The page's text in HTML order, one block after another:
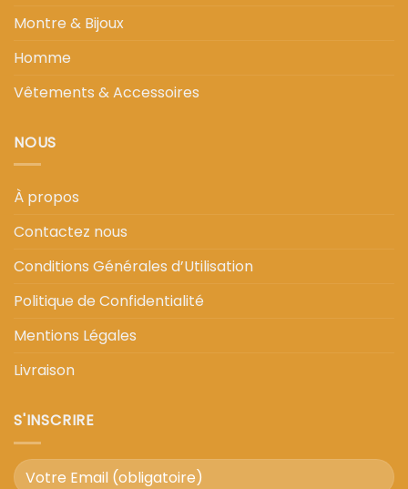
Montre & Bijoux
Homme
Vêtements & Accessoires
NOUS
À propos
Contactez nous
Conditions Générales d’Utilisation
Politique de Confidentialité
Mentions Légales
Livraison
S'INSCRIRE